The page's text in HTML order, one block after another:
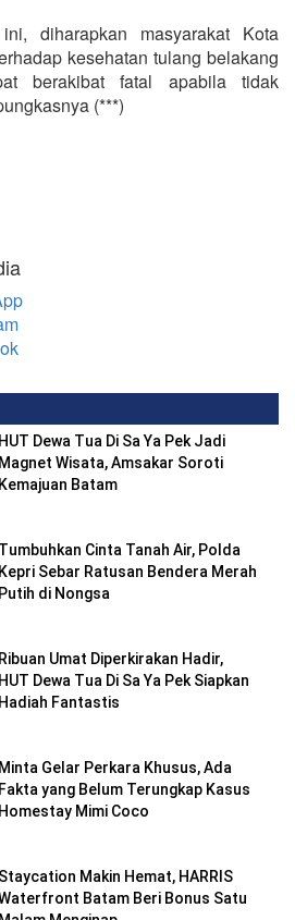
diharapkan masyarakat Kota
kesehatan tulang belakang
berakibat fatal apabila tidak
(***)
HUT Dewa Tua Di Sa Ya Pek Jadi
Magnet Wisata, Amsakar Soroti
Kemajuan Batam
Tumbuhkan Cinta Tanah Air, Polda
Kepri Sebar Ratusan Bendera Merah
Putih di Nongsa
Ribuan Umat Diperkirakan Hadir,
HUT Dewa Tua Di Sa Ya Pek Siapkan
Hadiah Fantastis
Minta Gelar Perkara Khusus, Ada
Fakta yang Belum Terungkap Kasus
Homestay Mimi Coco
Staycation Makin Hemat, HARRIS
Batam Beri Bonus Satu